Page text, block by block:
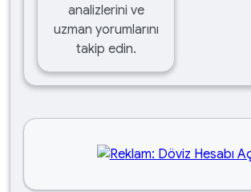
analizlerini ve
uzman yorumlarını
takip edin.